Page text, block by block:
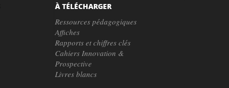
À TÉLÉCHARGER
Ressources pédagogiques
Affiches
Rapports et chiffres clés
Cahiers Innovation &
Prospective
Livres blancs